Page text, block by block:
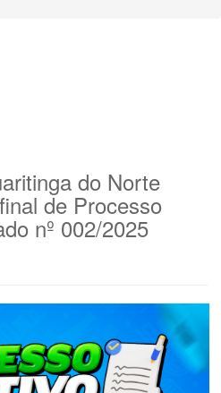
do Norte
de Processo
nº 002/2025